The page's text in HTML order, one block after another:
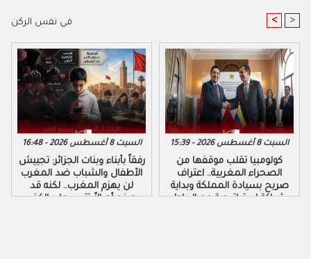
في نفس الركن < >
السبت 8 أغسطس 2026 - 16:48
رفقاً بأبناء وبنات الجزائر: تجييش
الأطفال والشباب ضد المغرب
لن يهزم المغرب.. لكنه قد
يصنع أجيالاً تتربى على الكذب
السبت 8 أغسطس 2026 - 15:39
كولومبيا تقلب موقفها من
الصحراء المغربية.. اعتراف
صريح بسيادة المملكة وبداية
شراكة استراتيجية مع الرباط